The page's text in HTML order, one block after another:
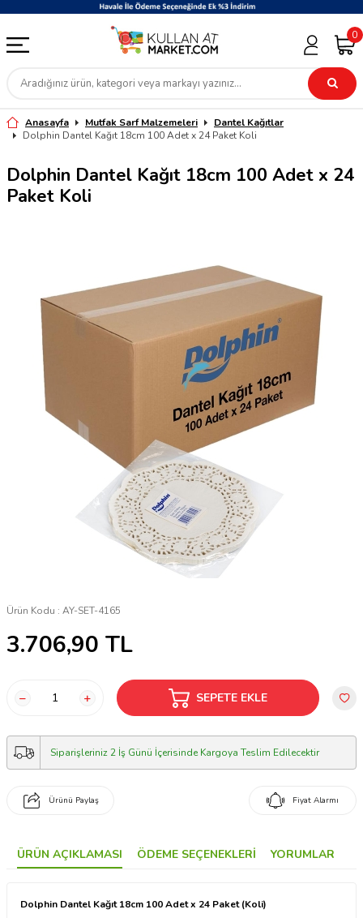
0
Anasayfa Mutfak Sarf Malzemeleri
Dantel Kağıtlar
Dolphin Dantel Kağıt 18cm 100 Adet x 24 Paket Koli
Dolphin Dantel Kağıt 18cm 100 Adet x 24
Paket Koli
Ürün Kodu : AY-SET-4165
3.706,90 TL
SEPETE EKLE
Siparişleriniz 2 İş Günü İçerisinde Kargoya Teslim Edilecektir
Ürünü Paylaş Fiyat Alarmı
ÜRÜN AÇIKLAMASI ÖDEME SEÇENEKLERI YORUMLAR
Dolphin Dantel Kağıt 18cm 100 Adet x 24 Paket (Koli)